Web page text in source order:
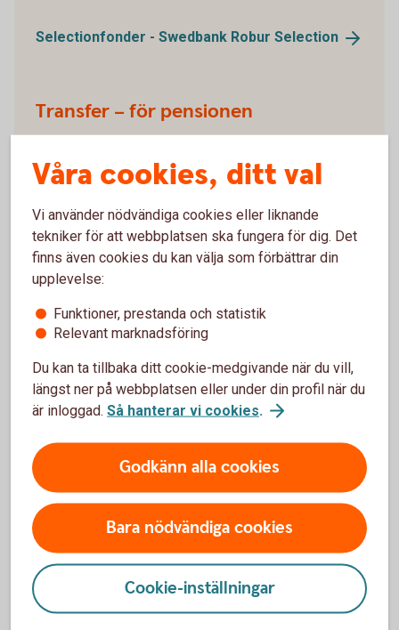
Selectionfonder - Swedbank Robur Selection
Transfer – för pensionen
generationsfonder, anpassar innehållet både utifrån
marknadsläget och hur långt du har kvar till din
pension. Med Swedbank Robur Transfer får du ett
enkelt och bekvämt fondsparande för sparandet till
din pension.
Våra blandfonder
Tips!
Våra cookies, ditt val
Vi använder nödvändiga cookies eller liknande
tekniker för att webbplatsen ska fungera för dig. Det
finns även cookies du kan välja som förbättrar din
upplevelse:
Funktioner, prestanda och statistik
Relevant marknadsföring
Du kan ta tillbaka ditt cookie-medgivande när du vill,
längst ner på webbplatsen eller under din profil när du
är inloggad. Så hanterar vi cookies.
Godkänn alla cookies
Bara nödvändiga cookies
Cookie-inställningar